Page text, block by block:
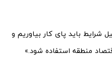
شرایط باید پای کار بیاوریم و
منطقه استفاده شود.»